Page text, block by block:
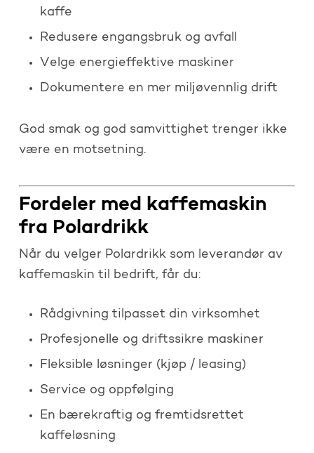
kaffe
Redusere engangsbruk og avfall
Velge energieffektive maskiner
Dokumentere en mer miljøvennlig drift
God smak og god samvittighet trenger ikke
være en motsetning.
Fordeler med kaffemaskin
fra Polardrikk
Når du velger Polardrikk som leverandør av
kaffemaskin til bedrift, får du:
Rådgivning tilpasset din virksomhet
Profesjonelle og driftssikre maskiner
Fleksible løsninger (kjøp / leasing)
Service og oppfølging
En bærekraftig og fremtidsrettet
kaffeløsning